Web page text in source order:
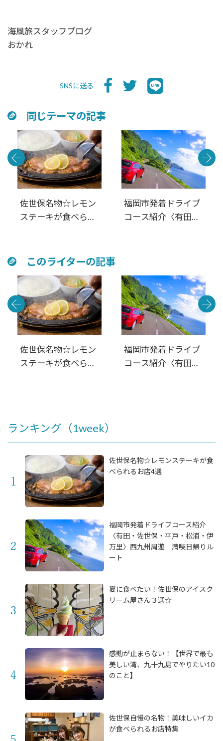
海風旅スタッフブログ
おかれ
SNSに送る
ランキング（1week）
佐世保名物☆レモンステーキが食
べられるお店4選
福岡市発着ドライブコース紹介
〈有田・佐世保・平戸・松浦・伊
万里〉西九州周遊 満喫日帰りル
ート
夏に食べたい！佐世保のアイスク
リーム屋さん３選☆
感動が止まらない！【世界で最も
美しい湾、九十九島でやりたい10
のこと】
佐世保自慢の名物！美味しいイカ
が食べられるお店特集
同じテーマの記事
佐世保名物☆レモン
ステーキが食べられ
福岡市発着ドライブ
コース紹介〈有田・
このライターの記事
佐世保名物☆レモン
ステーキが食べられ
福岡市発着ドライブ
コース紹介〈有田・